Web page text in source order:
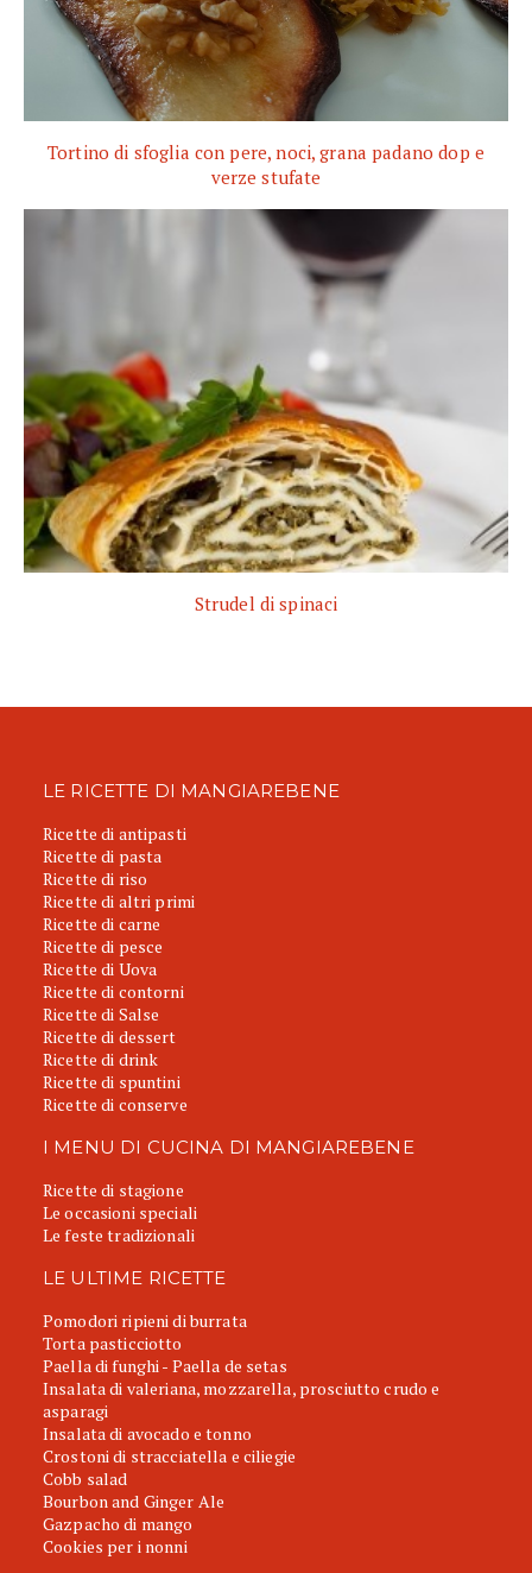
Tortino di sfoglia con pere, noci, grana padano dop e
verze stufate
Strudel di spinaci
LE RICETTE DI MANGIAREBENE
Ricette di antipasti
Ricette di pasta
Ricette di riso
Ricette di altri primi
Ricette di carne
Ricette di pesce
Ricette di Uova
Ricette di contorni
Ricette di Salse
Ricette di dessert
Ricette di drink
Ricette di spuntini
Ricette di conserve
I MENU DI CUCINA DI MANGIAREBENE
Ricette di stagione
Le occasioni speciali
Le feste tradizionali
LE ULTIME RICETTE
Pomodori ripieni di burrata
Torta pasticciotto
Paella di funghi - Paella de setas
Insalata di valeriana, mozzarella, prosciutto crudo e
asparagi
Insalata di avocado e tonno
Crostoni di stracciatella e ciliegie
Cobb salad
Bourbon and Ginger Ale
Gazpacho di mango
Cookies per i nonni